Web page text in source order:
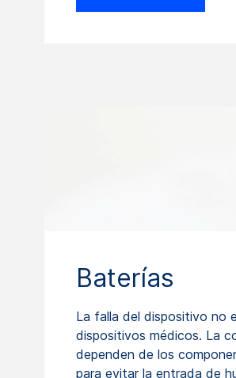
Baterías
La falla del dispositivo no
dispositivos médicos. La
dependen de los
para evitar la entrada de